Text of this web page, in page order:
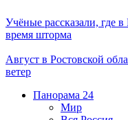
Учёные рассказали, где в
время шторма
Август в Ростовской
ветер
Панорама 24
Мир